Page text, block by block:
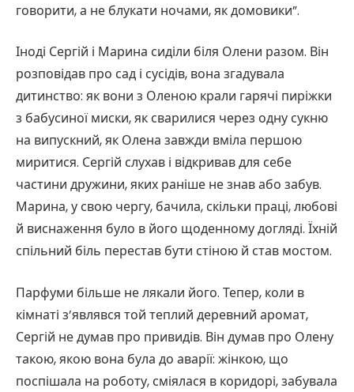
говорити, а не блукати ночами, як домовики”.
Іноді Сергій і Марина сиділи біля Олени разом. Він
розповідав про сад і сусідів, вона згадувала
дитинство: як вони з Оленою крали гарячі пиріжки
з бабусиної миски, як сварилися через одну сукню
на випускний, як Олена завжди вміла першою
миритися. Сергій слухав і відкривав для себе
частини дружини, яких раніше не знав або забув.
Марина, у свою чергу, бачила, скільки праці, любові
й виснаження було в його щоденному догляді. Їхній
спільний біль перестав бути стіною й став мостом.
Парфуми більше не лякали його. Тепер, коли в
кімнаті з’являвся той теплий деревний аромат,
Сергій не думав про привидів. Він думав про Олену
такою, якою вона була до аварії: жінкою, що
поспішала на роботу, сміялася в коридорі, забувала